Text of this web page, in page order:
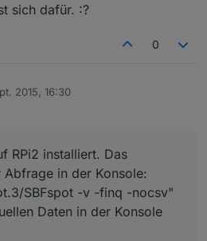
sich dafür. :?
0
2015, 16:30
RPi2 installiert. Das
in der Konsole:
SBFspot -v -finq -nocsv"
Daten in der Konsole